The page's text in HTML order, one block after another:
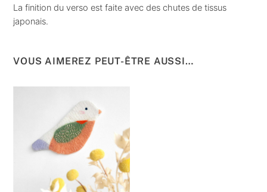
La finition du verso est faite avec des chutes de tissus
japonais.
VOUS AIMEREZ PEUT-ÊTRE AUSSI…